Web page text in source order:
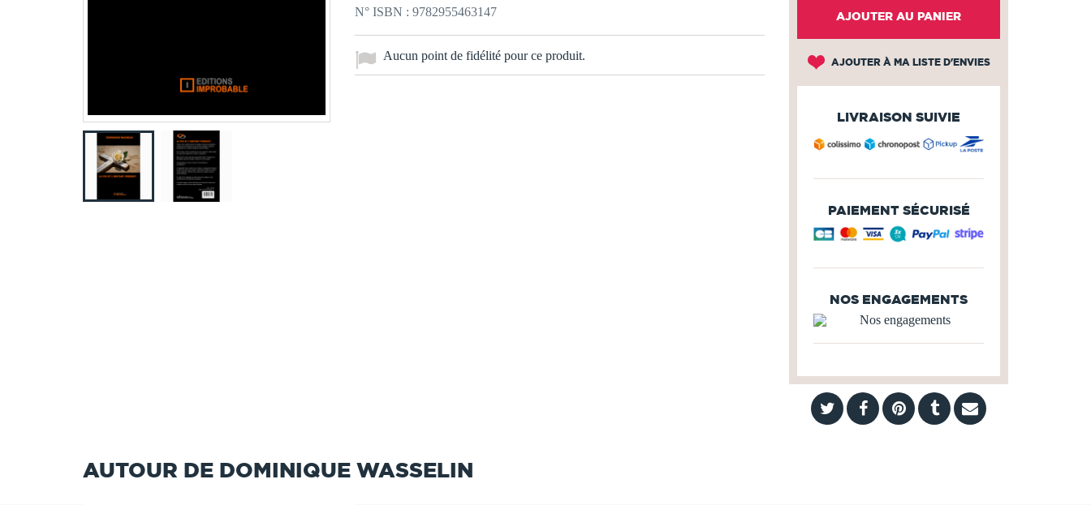
N° ISBN : 9782955463147
Aucun point de fidélité pour ce produit.
AJOUTER AU PANIER
AJOUTER À MA LISTE D'ENVIES
LIVRAISON SUIVIE
PAIEMENT SÉCURISÉ
NOS ENGAGEMENTS
AUTOUR DE DOMINIQUE WASSELIN